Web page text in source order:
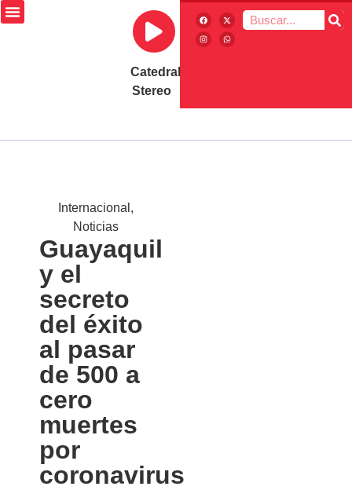
Catedral
Stereo
Internacional ,
Noticias
Guayaquil
y el
secreto
del éxito
al pasar
de 500 a
cero
muertes
por
coronavirus